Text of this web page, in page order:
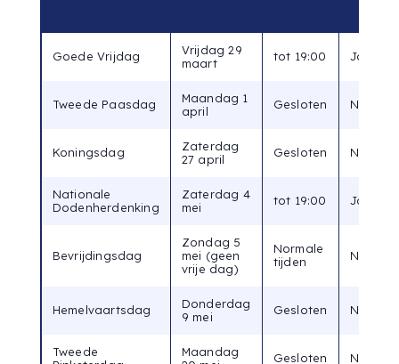
Goede Vrijdag
Vrijdag 29
maart
tot 19:00 Ja
Tweede Paasdag
Maandag 1
april
Gesloten Nee
Koningsdag
Zaterdag
27 april
Gesloten Nee
Nationale
Dodenherdenking
Zaterdag 4
mei
tot 19:00 Ja
Bevrijdingsdag
Zondag 5
mei (geen
vrije dag)
Normale
tijden
Nee
Hemelvaartsdag
Donderdag
9 mei
Gesloten Nee
Tweede
Maandag
Gesloten Nee